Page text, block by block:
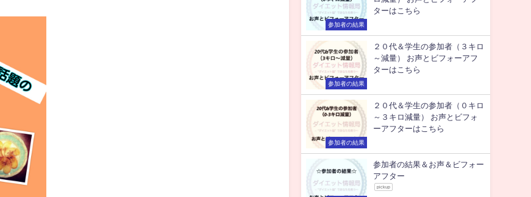
参加者の結果
ターはこちら
参加者の結果
２０代＆学生の参加者（３キロ
～減量） お声とビフォーアフ
ターはこちら
参加者の結果
２０代＆学生の参加者（０キロ
～３キロ減量） お声とビフォ
ーアフターはこちら
参加者の結果＆お声＆ビフォー
アフター
pickup